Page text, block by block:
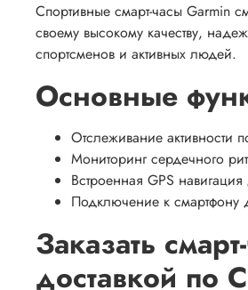
Спортивные смарт-часы Garmin
своему высокому качеству,
спортсменов и активных людей.
Основные
Отслеживание активности
Мониторинг сердечного
Встроенная GPS
Подключение к смартфону
Заказать
доставкой по